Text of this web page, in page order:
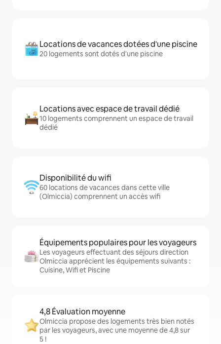
Locations de vacances dotées d'une piscine
20 logements sont dotés d'une piscine
Locations avec espace de travail dédié
10 logements comprennent un espace de travail
dédié
Disponibilité du wifi
60 locations de vacances dans cette ville
(Olmiccia) comprennent un accès wifi
Équipements populaires pour les voyageurs
Les voyageurs effectuant des séjours direction
Olmiccia apprécient les équipements suivants :
Cuisine, Wifi et Piscine
4,8 Évaluation moyenne
Olmiccia propose des logements très bien notés
par les voyageurs, avec une moyenne de 4,8 sur
5 !